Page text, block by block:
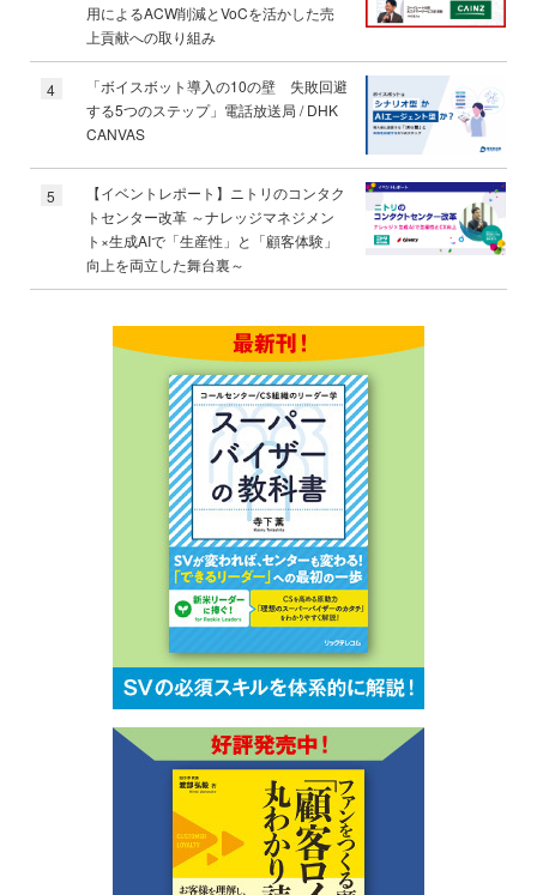
用によるACW削減とVoCを活かした売
上貢献への取り組み
4
「ボイスボット導入の10の壁 失敗回避
する5つのステップ」電話放送局 / DHK
CANVAS
5
【イベントレポート】ニトリのコンタク
トセンター改革 ～ナレッジマネジメン
ト×生成AIで「生産性」と「顧客体験」
向上を両立した舞台裏～